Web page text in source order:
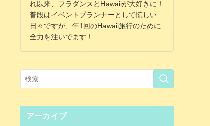
れ以来、フラダンスとHawaiiが大好きに！
普段はイベントプランナーとして慌しい
日々ですが、年1回のHawaii旅行のために
全力を注いでます！
アーカイブ